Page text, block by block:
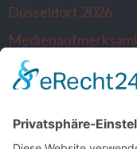
Düsseldorf 2026
Alltagsausbrecher
Niederlande sind
SONSTIGE